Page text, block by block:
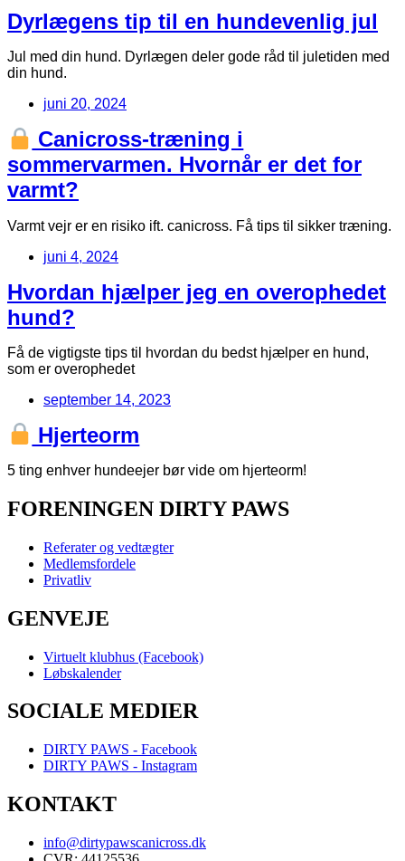
Dyrlægens tip til en hundevenlig jul
Jul med din hund. Dyrlægen deler gode råd til juletiden med
din hund.
juni 20, 2024
Canicross-træning i
sommervarmen. Hvornår er det for
varmt?
Varmt vejr er en risiko ift. canicross. Få tips til sikker træning.
juni 4, 2024
Hvordan hjælper jeg en overophedet
hund?
Få de vigtigste tips til hvordan du bedst hjælper en hund,
som er overophedet
september 14, 2023
Hjerteorm
5 ting enhver hundeejer bør vide om hjerteorm!
FORENINGEN DIRTY PAWS
Referater og vedtægter
Medlemsfordele
Privatliv
GENVEJE
Virtuelt klubhus (Facebook)
Løbskalender
SOCIALE MEDIER
DIRTY PAWS - Facebook
DIRTY PAWS - Instagram
KONTAKT
info@dirtypawscanicross.dk